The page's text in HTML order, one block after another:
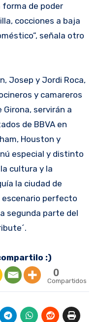
de poder
cocciones a baja
señala otro
Josep y Jordi Roca,
y camareros
servirán a
de BBVA en
Houston y
especial y distinto
cultura y la
la ciudad de
escenario perfecto
segunda parte del
:)
0
Compartidos